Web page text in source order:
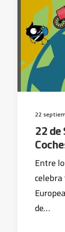
22
22
Entre
celebra
de…